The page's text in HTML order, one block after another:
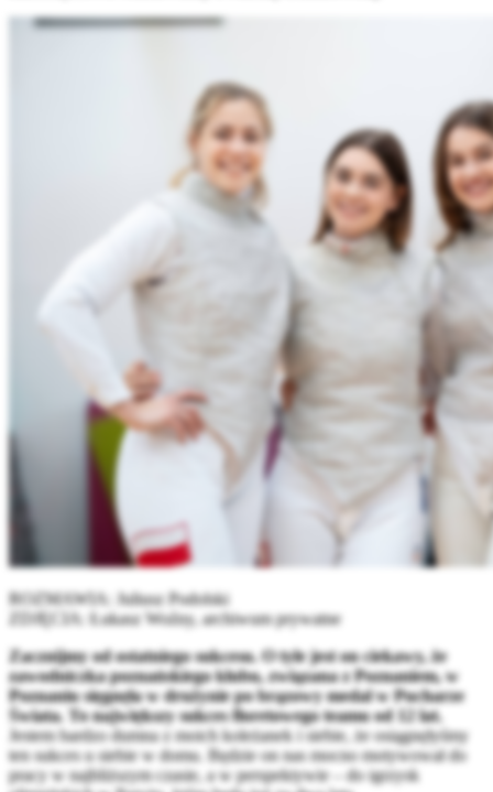
ROZMAWIA: Juliusz Podolski
ZDJĘCIA: Łukasz Woźny, archiwum prywatne
Zacznijmy od ostatniego sukcesu. O tyle jest on ciekawy, że
zawodniczka poznańskiego klubu, związana z Poznaniem, w
Poznaniu sięgnęła w drużynie po brązowy medal w Pucharze
Świata. To największy sukces floretowego teamu od 12 lat.
Jestem bardzo dumna z moich koleżanek i siebie, że osiągnęłyśmy
ten sukces u siebie w domu. Będzie on nas mocno motywował do
pracy w najbliższym czasie, a w perspektywie – do igrzysk